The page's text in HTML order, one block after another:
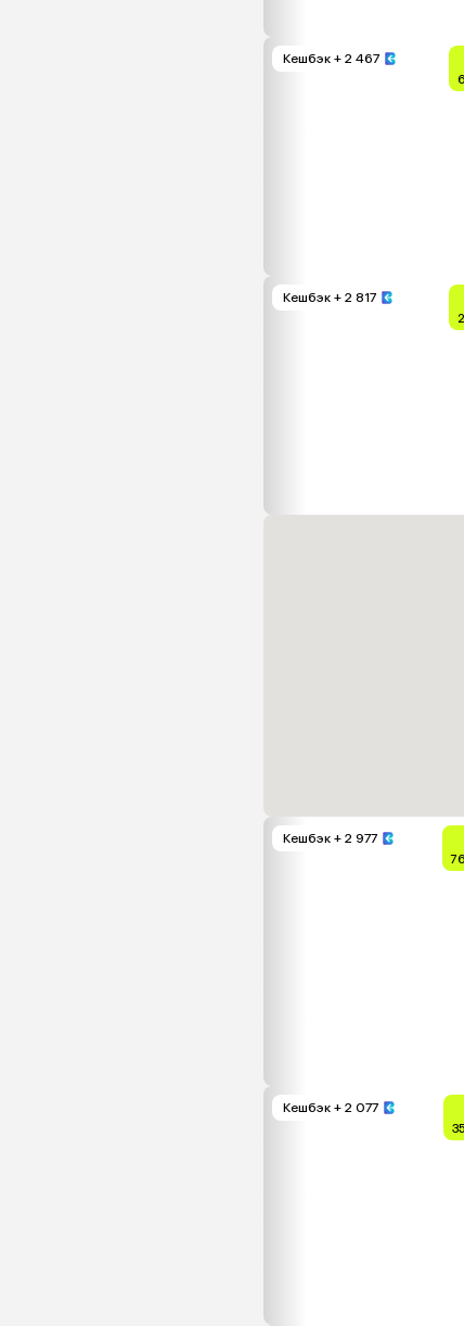
Кешбэк + 2 467
Кешбэк + 2 817
Кешбэк + 2 977
Кешбэк + 2 077